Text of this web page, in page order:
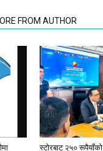
FROM AUTHOR
स्टाेरबाट २५०